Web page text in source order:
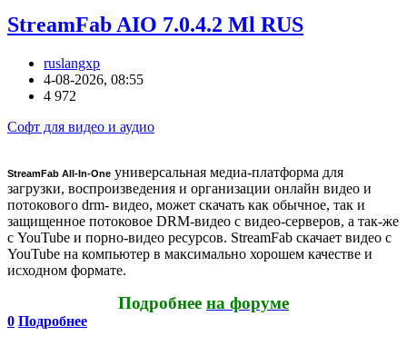
StreamFab AIO 7.0.4.2 Ml RUS
ruslangxp
4-08-2026, 08:55
4 972
Софт для видео и аудио
StreamFab All-In-One универсальная медиа-платформа для
загрузки, воспроизведения и организации онлайн видео и
потокового drm- видео, может скачать как обычное, так и
защищенное потоковое DRM-видео с видео-серверов, а так-же
с YouTube и порно-видео ресурсов. StreamFab скачает видео с
YouTube на компьютер в максимально хорошем качестве и
исходном формате.
Подробнее на форуме
0 Подробнее